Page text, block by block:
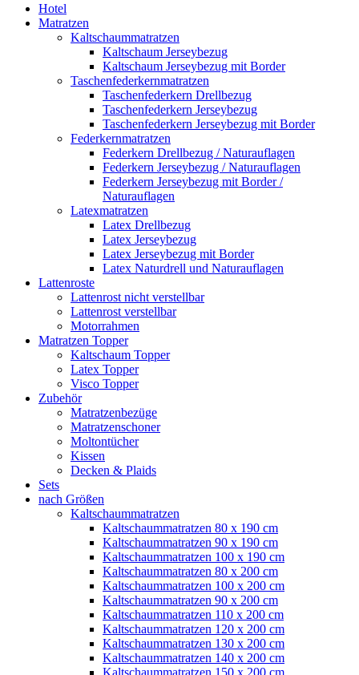
Hotel
Matratzen
Kaltschaummatratzen
Kaltschaum Jerseybezug
Kaltschaum Jerseybezug mit Border
Taschenfederkernmatratzen
Taschenfederkern Drellbezug
Taschenfederkern Jerseybezug
Taschenfederkern Jerseybezug mit Border
Federkernmatratzen
Federkern Drellbezug / Naturauflagen
Federkern Jerseybezug / Naturauflagen
Federkern Jerseybezug mit Border /
Naturauflagen
Latexmatratzen
Latex Drellbezug
Latex Jerseybezug
Latex Jerseybezug mit Border
Latex Naturdrell und Naturauflagen
Lattenroste
Lattenrost nicht verstellbar
Lattenrost verstellbar
Motorrahmen
Matratzen Topper
Kaltschaum Topper
Latex Topper
Visco Topper
Zubehör
Matratzenbezüge
Matratzenschoner
Moltontücher
Kissen
Decken & Plaids
Sets
nach Größen
Kaltschaummatratzen
Kaltschaummatratzen 80 x 190 cm
Kaltschaummatratzen 90 x 190 cm
Kaltschaummatratzen 100 x 190 cm
Kaltschaummatratzen 80 x 200 cm
Kaltschaummatratzen 100 x 200 cm
Kaltschaummatratzen 90 x 200 cm
Kaltschaummatratzen 110 x 200 cm
Kaltschaummatratzen 120 x 200 cm
Kaltschaummatratzen 130 x 200 cm
Kaltschaummatratzen 140 x 200 cm
Kaltschaummatratzen 150 x 200 cm